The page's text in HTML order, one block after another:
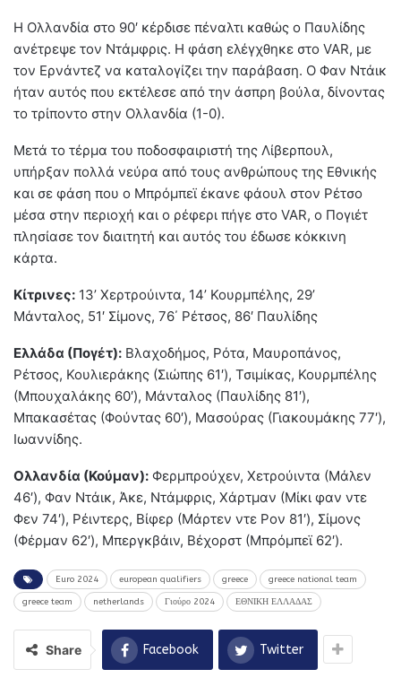
Η Ολλανδία στο 90′ κέρδισε πέναλτι καθώς ο Παυλίδης
ανέτρεψε τον Ντάμφρις. Η φάση ελέγχθηκε στο VAR, με
τον Ερνάντεζ να καταλογίζει την παράβαση. Ο Φαν Ντάικ
ήταν αυτός που εκτέλεσε από την άσπρη βούλα, δίνοντας
το τρίποντο στην Ολλανδία (1-0).
Μετά το τέρμα του ποδοσφαιριστή της Λίβερπουλ,
υπήρξαν πολλά νεύρα από τους ανθρώπους της Εθνικής
και σε φάση που ο Μπρόμπεϊ έκανε φάουλ στον Ρέτσο
μέσα στην περιοχή και ο ρέφερι πήγε στο VAR, ο Πογιέτ
πλησίασε τον διαιτητή και αυτός του έδωσε κόκκινη
κάρτα.
Κίτρινες: 13’ Χερτρούιντα, 14’ Κουρμπέλης, 29’
Μάνταλος, 51′ Σίμονς, 76΄ Ρέτσος, 86′ Παυλίδης
Ελλάδα (Πογέτ): Βλαχοδήμος, Ρότα, Μαυροπάνος,
Ρέτσος, Κουλιεράκης (Σιώπης 61′), Τσιμίκας, Κουρμπέλης
(Μπουχαλάκης 60′), Μάνταλος (Παυλίδης 81′),
Μπακασέτας (Φούντας 60′), Μασούρας (Γιακουμάκης 77′),
Ιωαννίδης.
Ολλανδία (Κούμαν): Φερμπρούχεν, Χετρούιντα (Μάλεν
46′), Φαν Ντάικ, Άκε, Ντάμφρις, Χάρτμαν (Μίκι φαν ντε
Φεν 74′), Ρέιντερς, Βίφερ (Μάρτεν ντε Ρον 81′), Σίμονς
(Φέρμαν 62′), Μπεργκβάιν, Βέχορστ (Μπρόμπεϊ 62′).
Euro 2024 european qualifiers greece greece national team
greece team netherlands Γιούρο 2024 ΕΘΝΙΚΗ ΕΛΛΑΔΑΣ
Share Facebook Twitter